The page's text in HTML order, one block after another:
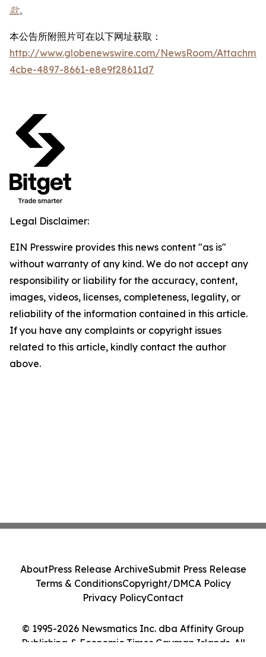
款。
本公告所附照片可在以下网址获取：
http://www.globenewswire.com/NewsRoom/
4cbe-4897-8661-e8e9f28611d7
Legal Disclaimer:
EIN Presswire provides this news content "as is"
without warranty of any kind. We do not accept any
responsibility or liability for the accuracy, content,
images, videos, licenses, completeness, legality, or
reliability of the information contained in this article.
If you have any complaints or copyright issues
related to this article, kindly contact the author
above.
© 1995-2026 Newsmatics Inc. dba Affinity Group
Publishing & Economic Times Cayman Islands. All
AboutPress Release ArchiveSubmit Press Release
Terms & ConditionsCopyright/DMCA Policy
Privacy PolicyContact